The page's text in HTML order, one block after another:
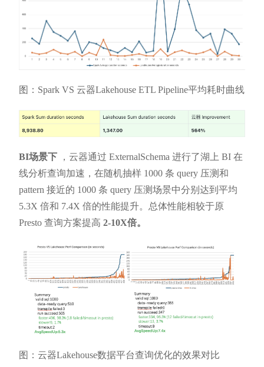
图：Spark VS 云器Lakehouse ETL Pipeline平均耗时曲线
BI场景下 ，云器通过 ExternalSchema 进行了湖上 BI 在
线分析查询加速，在随机抽样 1000 条 query 压测和
pattern 接近的 1000 条 query 压测场景中分别达到平均
5.3X 倍和 7.4X 倍的性能提升。总体性能相较于原
Presto 查询方案提高 2-10X倍。
图：云器Lakehouse数据平台查询优化的效果对比